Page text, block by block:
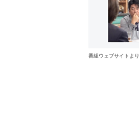
番組ウェブサイトより